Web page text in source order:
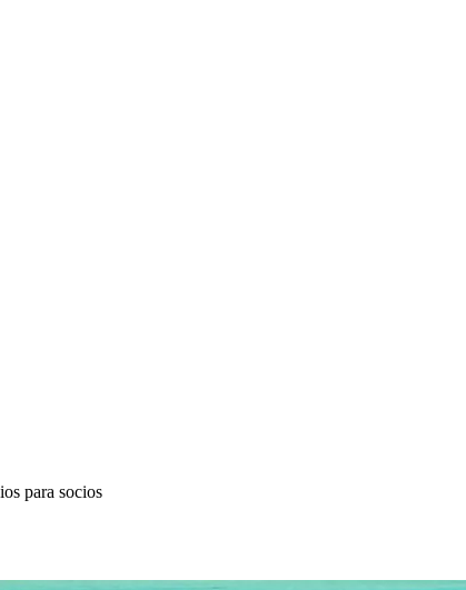
para socios